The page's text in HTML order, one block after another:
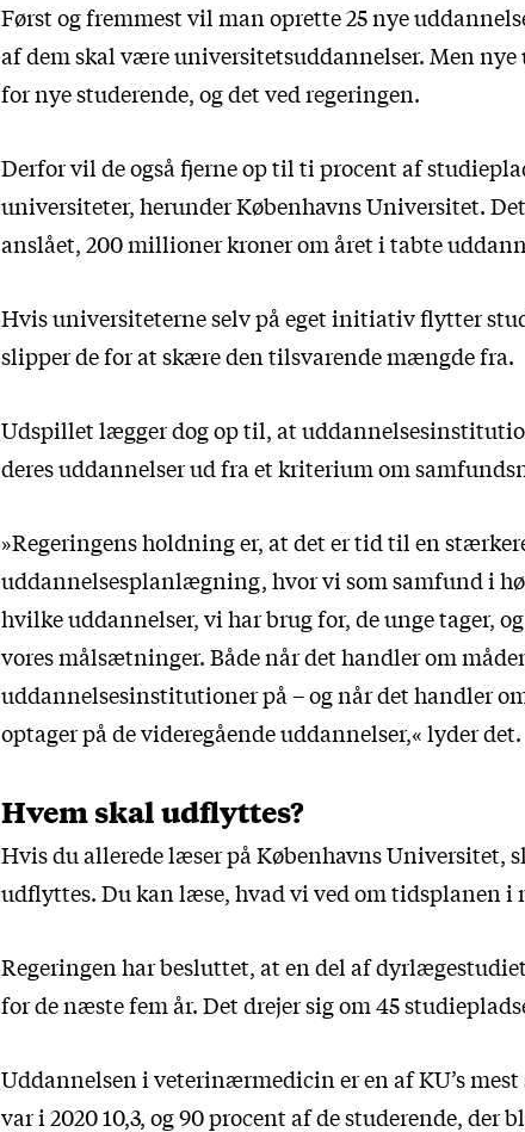
Først og fremmest vil man oprette 25 nye
af dem skal være universitetsuddannelser. Men
for nye studerende, og det ved regeringen.
Derfor vil de også fjerne op til ti procent af
universiteter, herunder Københavns Universitet.
anslået, 200 millioner kroner om året i tabte
Hvis universiteterne selv på eget initiativ flytter
slipper de for at skære den tilsvarende mængde fra.
Udspillet lægger dog op til, at
deres uddannelser ud fra et kriterium om
»Regeringens holdning er, at det er tid til en
uddannelsesplanlægning, hvor vi som samfund i
hvilke uddannelser, vi har brug for, de unge tager,
vores målsætninger. Både når det handler om
uddannelsesinstitutioner på – og når det handler
optager på de videregående uddannelser,« lyder det.
Hvem skal udflyttes?
Hvis du allerede læser på Københavns Universitet,
udflyttes. Du kan læse, hvad vi ved om tidsplanen i
Regeringen har besluttet, at en del af
for de næste fem år. Det drejer sig om 45
Uddannelsen i veterinærmedicin er en af KU’s
var i 2020 10,3, og 90 procent af de studerende, der